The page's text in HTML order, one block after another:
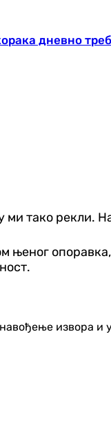
дневно
тако рекли.
извора